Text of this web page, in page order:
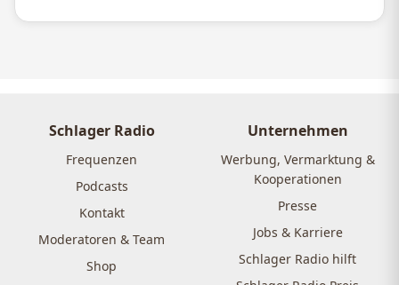
Schlager Radio
Frequenzen
Podcasts
Kontakt
Moderatoren & Team
Shop
Unternehmen
Werbung, Vermarktung &
Kooperationen
Presse
Jobs & Karriere
Schlager Radio hilft